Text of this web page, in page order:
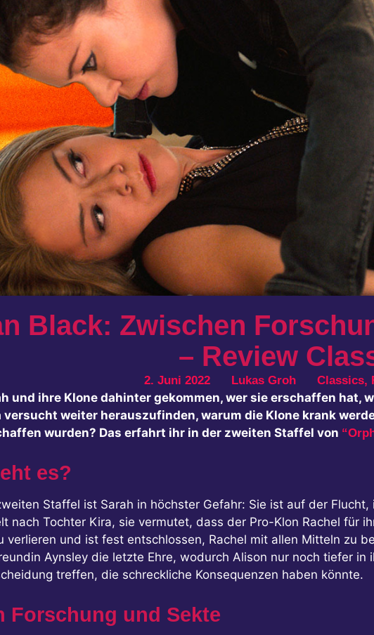
Black: Zwischen
– Review
2. Juni 2022 Lukas Groh Classics,
und ihre Klone dahinter gekommen, wer sie erschaffen
versucht weiter herauszufinden, warum die Klone krank
wurden? Das erfahrt ihr in der zweiten Staffel von
es?
Staffel ist Sarah in höchster Gefahr: Sie ist auf der
nach Tochter Kira, sie vermutet, dass der Pro-Klon Rachel für
verlieren und ist fest entschlossen, Rachel mit allen Mitteln zu
Aynsley die letzte Ehre, wodurch Alison nur noch tiefer in
treffen, die schreckliche Konsequenzen haben könnte.
Forschung und Sekte